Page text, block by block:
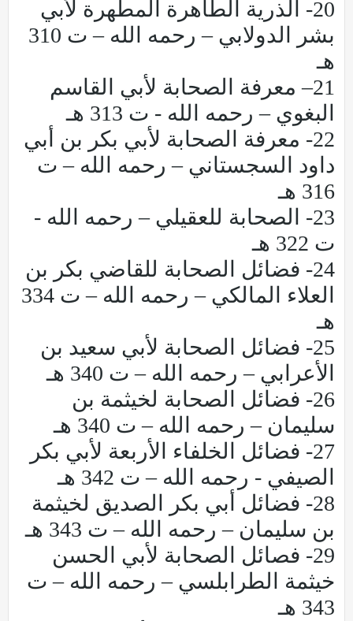
20- الذرية الطاهرة المطهرة لأبي
بشر الدولابي – رحمه الله – ت 310
هـ
21– معرفة الصحابة لأبي القاسم
البغوي – رحمه الله - ت 313 هـ
22- معرفة الصحابة لأبي بكر بن أبي
داود السجستاني – رحمه الله – ت
316 هـ
23- الصحابة للعقيلي – رحمه الله -
ت 322 هـ
24- فضائل الصحابة للقاضي بكر بن
العلاء المالكي – رحمه الله – ت 334
هـ
25- فضائل الصحابة لأبي سعيد بن
الأعرابي – رحمه الله – ت 340 هـ
26- فضائل الصحابة لخيثمة بن
سليمان – رحمه الله – ت 340 هـ
27- فضائل الخلفاء الأربعة لأبي بكر
الصيفي - رحمه الله – ت 342 هـ
28- فضائل أبي بكر الصديق لخيثمة
بن سليمان – رحمه الله – ت 343 هـ
29- فصائل الصحابة لأبي الحسن
خيثمة الطرابلسي – رحمه الله – ت
343 هـ